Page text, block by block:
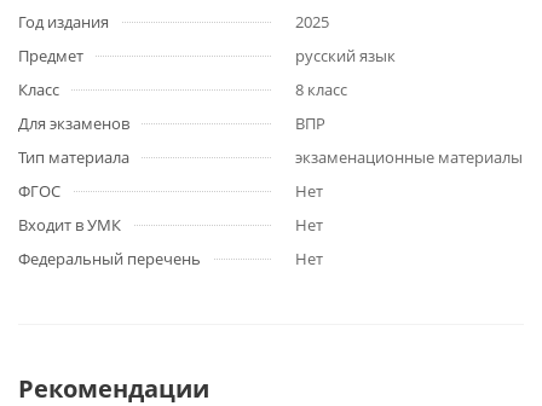
Год издания
2025
Предмет
русский язык
Класс
8 класс
Для экзаменов
ВПР
Тип материала
экзаменационные материалы
ФГОС
Нет
Входит в УМК
Нет
Федеральный перечень
Нет
Рекомендации